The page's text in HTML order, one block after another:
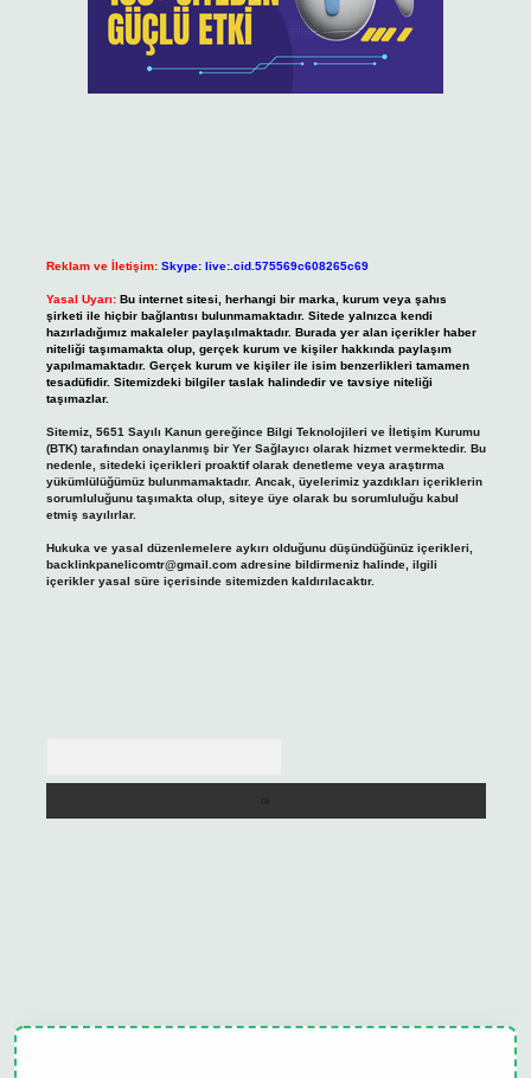
Reklam ve İletişim: Skype: live:.cid.575569c608265c69
Yasal Uyarı: Bu internet sitesi, herhangi bir marka, kurum veya şahıs
şirketi ile hiçbir bağlantısı bulunmamaktadır. Sitede yalnızca kendi
hazırladığımız makaleler paylaşılmaktadır. Burada yer alan içerikler haber
niteliği taşımamakta olup, gerçek kurum ve kişiler hakkında paylaşım
yapılmamaktadır. Gerçek kurum ve kişiler ile isim benzerlikleri tamamen
tesadüfidir. Sitemizdeki bilgiler taslak halindedir ve tavsiye niteliği
taşımazlar.
Sitemiz, 5651 Sayılı Kanun gereğince Bilgi Teknolojileri ve İletişim Kurumu
(BTK) tarafından onaylanmış bir Yer Sağlayıcı olarak hizmet vermektedir. Bu
nedenle, sitedeki içerikleri proaktif olarak denetleme veya araştırma
yükümlülüğümüz bulunmamaktadır. Ancak, üyelerimiz yazdıkları içeriklerin
sorumluluğunu taşımakta olup, siteye üye olarak bu sorumluluğu kabul
etmiş sayılırlar.
Hukuka ve yasal düzenlemelere aykırı olduğunu düşündüğünüz içerikleri,
backlinkpanelicomtr@gmail.comadresine bildirmeniz halinde, ilgili
içerikler yasal süre içerisinde sitemizden kaldırılacaktır.